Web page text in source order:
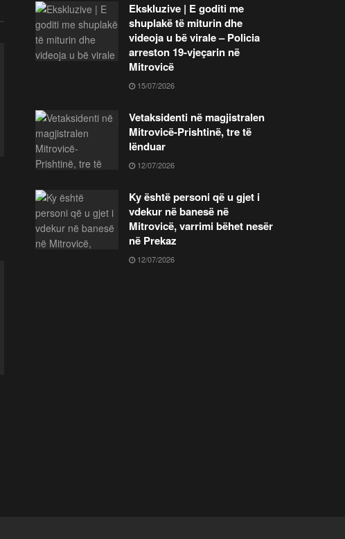
Ekskluzive | E goditi me
shuplakë të miturin dhe
videoja u bë virale – Policia
arreston 19-vjeçarin në
Mitrovicë
15/07/2026
Vetaksidenti në magjistralen
Mitrovicë-Prishtinë, tre të
lënduar
12/07/2026
Ky është personi që u gjet i
vdekur në banesë në
Mitrovicë, varrimi bëhet nesër
në Prekaz
12/07/2026